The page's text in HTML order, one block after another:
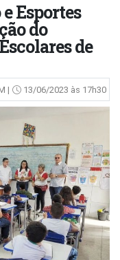
Esportes
do
de
| 13/06/2023 às 17h30